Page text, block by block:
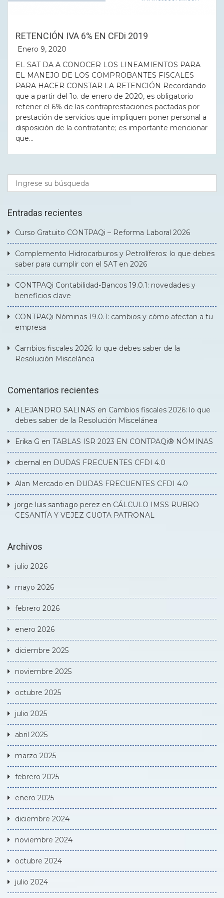
RETENCIÓN IVA 6% EN CFDi 2019
Enero 9, 2020
EL SAT DA A CONOCER LOS LINEAMIENTOS PARA
EL MANEJO DE LOS COMPROBANTES FISCALES
PARA HACER CONSTAR LA RETENCIÓN Recordando
que a partir del 1o. de enero de 2020, es obligatorio
retener el 6% de las contraprestaciones pactadas por
prestación de servicios que impliquen poner personal a
disposición de la contratante; es importante mencionar
que...
Entradas recientes
Curso Gratuito CONTPAQi – Reforma Laboral 2026
Complemento Hidrocarburos y Petrolíferos: lo que debes
saber para cumplir con el SAT en 2026
CONTPAQi Contabilidad-Bancos 19.0.1: novedades y
beneficios clave
CONTPAQi Nóminas 19.0.1: cambios y cómo afectan a tu
empresa
Cambios fiscales 2026: lo que debes saber de la
Resolución Miscelánea
Comentarios recientes
ALEJANDRO SALINAS en Cambios fiscales 2026: lo que
debes saber de la Resolución Miscelánea
Erika G en TABLAS ISR 2023 EN CONTPAQi® NÓMINAS
cbernal en DUDAS FRECUENTES CFDI 4.0
Alan Mercado en DUDAS FRECUENTES CFDI 4.0
jorge luis santiago perez en CÁLCULO IMSS RUBRO
CESANTÍA Y VEJEZ CUOTA PATRONAL
Archivos
julio 2026
mayo 2026
febrero 2026
enero 2026
diciembre 2025
noviembre 2025
octubre 2025
julio 2025
abril 2025
marzo 2025
febrero 2025
enero 2025
diciembre 2024
noviembre 2024
octubre 2024
julio 2024